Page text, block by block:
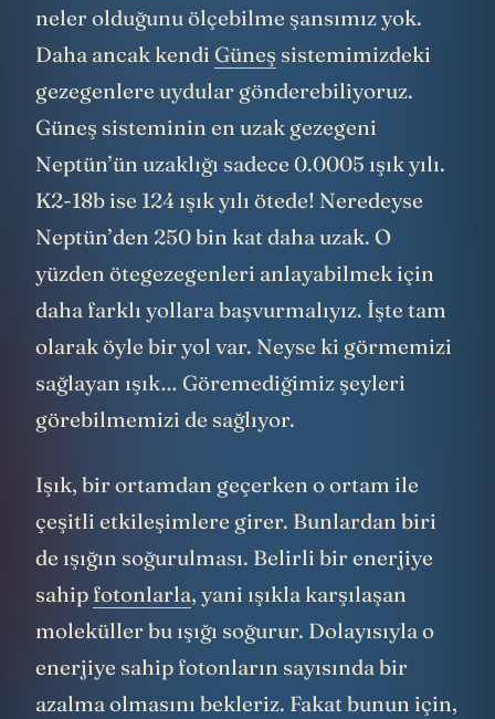
neler olduğunu ölçebilme şansımız yok.
Daha ancak kendi Güneş sistemimizdeki
gezegenlere uydular gönderebiliyoruz.
Güneş sisteminin en uzak gezegeni
Neptün’ün uzaklığı sadece 0.0005 ışık yılı.
K2-18b ise 124 ışık yılı ötede! Neredeyse
Neptün’den 250 bin kat daha uzak. O
yüzden ötegezegenleri anlayabilmek için
daha farklı yollara başvurmalıyız. İşte tam
olarak öyle bir yol var. Neyse ki görmemizi
sağlayan ışık… Göremediğimiz şeyleri
görebilmemizi de sağlıyor.
Işık, bir ortamdan geçerken o ortam ile
çeşitli etkileşimlere girer. Bunlardan biri
de ışığın soğurulması. Belirli bir enerjiye
sahip fotonlarla, yani ışıkla karşılaşan
moleküller bu ışığı soğurur. Dolayısıyla o
enerjiye sahip fotonların sayısında bir
azalma olmasını bekleriz. Fakat bunun için,